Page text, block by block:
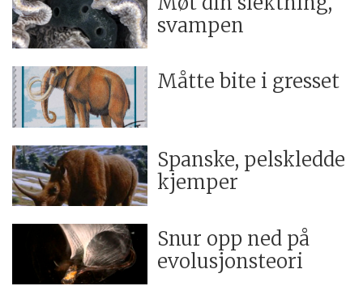
svampen
Måtte bite i gresset
Spanske, pelskledde
kjemper
Snur opp ned på
evolusjonsteori